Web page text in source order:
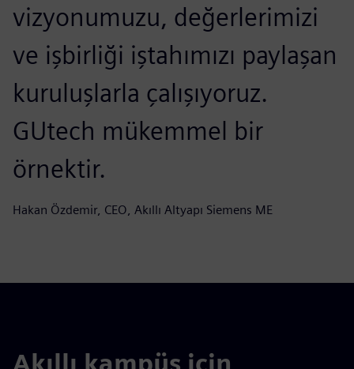
vizyonumuzu, değerlerimizi
ve işbirliği iştahımızı paylaşan
kuruluşlarla çalışıyoruz.
GUtech mükemmel bir
örnektir.
Hakan Özdemir, CEO, Akıllı Altyapı Siemens ME